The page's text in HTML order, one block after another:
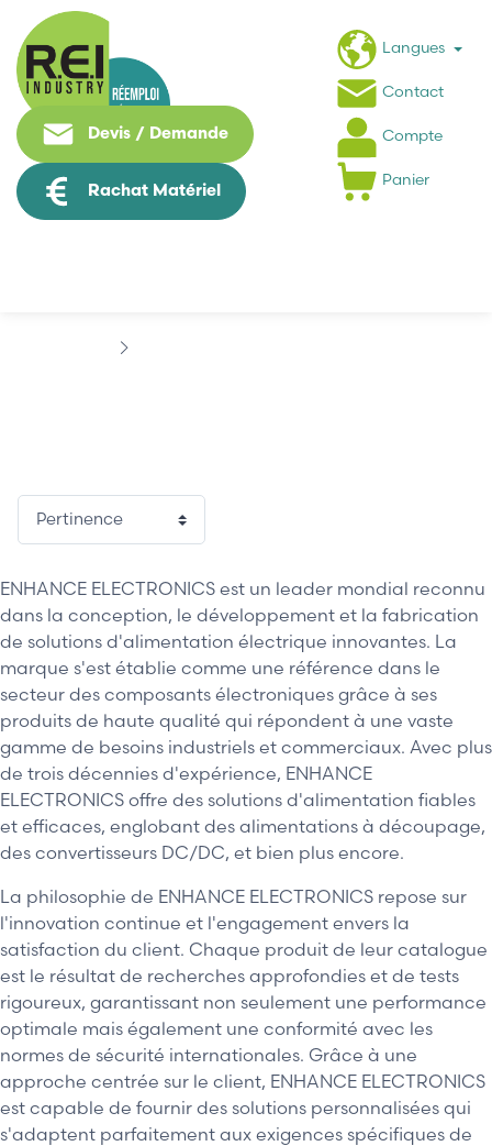
Devis / Demande
Rachat Matériel
Langues
Contact
Compte
Panier
ENHANCE ELECTRONICS est un leader mondial reconnu
dans la conception, le développement et la fabrication
de solutions d'alimentation électrique innovantes. La
marque s'est établie comme une référence dans le
secteur des composants électroniques grâce à ses
produits de haute qualité qui répondent à une vaste
gamme de besoins industriels et commerciaux. Avec plus
de trois décennies d'expérience, ENHANCE
ELECTRONICS offre des solutions d'alimentation fiables
et efficaces, englobant des alimentations à découpage,
des convertisseurs DC/DC, et bien plus encore.
La philosophie de ENHANCE ELECTRONICS repose sur
l'innovation continue et l'engagement envers la
satisfaction du client. Chaque produit de leur catalogue
est le résultat de recherches approfondies et de tests
rigoureux, garantissant non seulement une performance
optimale mais également une conformité avec les
normes de sécurité internationales. Grâce à une
approche centrée sur le client, ENHANCE ELECTRONICS
est capable de fournir des solutions personnalisées qui
s'adaptent parfaitement aux exigences spécifiques de